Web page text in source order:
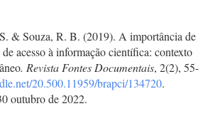
& Souza, R. B. (2019). A importância de
acesso à informação científica: contexto
. Revista Fontes Documentais, 2(2), 55-
20.500.11959/brapci/134720.
outubro de 2022.